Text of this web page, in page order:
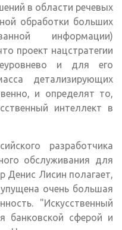
в области речевых
обработки больших
информации)
проект нацстратегии
и для его
детализирующих
и определят то,
интеллект в
разработчика
обслуживания для
Денис Лисин полагает,
очень большая
"Искусственный
банковской сферой и